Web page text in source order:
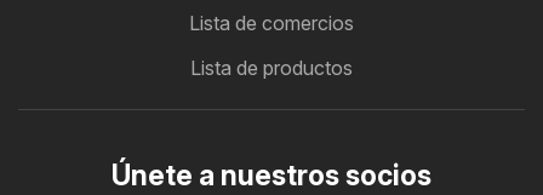
Lista de comercios
Lista de productos
Únete a nuestros socios